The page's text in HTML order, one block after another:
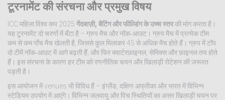
टूरनामेंट की संरचना और प्रमुख विषय
ICC महिला विश्व कप 2025 गेंदबाज़ी, बैटिंग और फील्डिंग के उच्च स्तरकी मांग करता है।
यह टूरनामेंट दो चरणों में बँटा है – ग्रुप मैच और नॉक‑आउट। ग्रुप मैच में प्रत्येक टीम
कम से कम पाँच मैच खेलती है, जिससे कुल मिलाकर 45 से अधिक मैच होते हैं। ग्रुप में टॉप
दो टीमें नॉक‑आउट में आगे बढ़ती हैं, और फिर क्वार्टरफ़ाइनल, सेमिक्स और फ़ाइनल तय होते
हैं। इस संरचना के कारण हर टीम को रणनीतिक चयन और खिलाड़ी रोटेशन की जरूरत
पड़ती है।
इस आयोजन में venues भी विविध हैं – इंग्लैंड, दक्षिण अफ्रीका और भारत में विभिन्न
स्टेडियम उपयोग में आएंगे। विभिन्न जलवायु और पिच स्थितियों का असर खिलाड़ी चयन पर